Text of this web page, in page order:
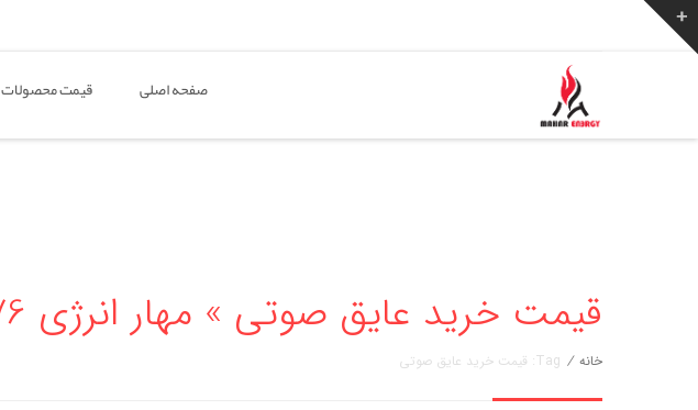
صفحه اصلی قیمت محصولات
قیمت خرید عایق صوتی » مهار انرژی 02136256776
خانه / Tag: قیمت خرید عایق صوتی